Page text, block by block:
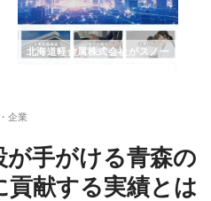
北海道軽金属株式会社がスノー
企業
が手がける青森の
貢献する実績とは